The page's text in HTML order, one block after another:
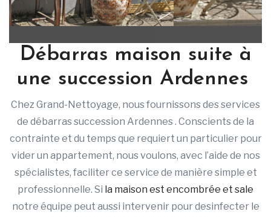
Débarras maison suite à
une succession Ardennes
Chez Grand-Nettoyage, nous fournissons des services
de débarras succession Ardennes . Conscients de la
contrainte et du temps que requiert un particulier pour
vider un appartement, nous voulons, avec l’aide de nos
spécialistes, faciliter ce service de manière simple et
professionnelle. Si la maison est encombrée et sale
notre équipe peut aussi intervenir pour desinfecter le